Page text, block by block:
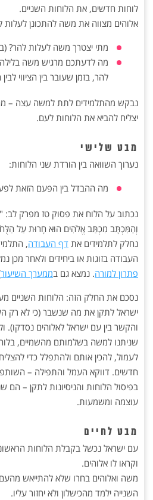
לוחות חדשים, את הלוחות השניים.
אלוהים מצווה את משה להתכונן לעלות
מתי יצטרך משה לעלות להר?
מה לדעתכם מרגיש משה בלילה
להר, בזמן שעובר בין הציווי
נבקש מהתלמידים לתת למשה עצה –
יצליח להביא את הלוחות לעם.
מבט שלישי
נערוך השוואה בין הורדת שני הלוחות:
מה ההבדל בין הפעם הזאת
נכתוב על הלוח את פסוק טז מפרק
וְהַמִּכְתָּב מִכְתַּב אֱלֹהִים הוּא חָרוּת עַל
נחלק לתלמידים את דף העבודה,
העבודה בזוגות או ביחידים ולאחר מכן
פתרון למורה. נמצא גם בממערך השיעור
נסכם את החלק הזה: הלוחות השניים
ישראל לתקן את מה שנשבר (כי לא רק
והקשר בין עם ישראל לאלוהים נסדקו).
שניתנו למשה בשלמותם מהשמיים,
לעמול, להכין אותם ולהתפלל כדי
חדשים. דווקא העמל והתפילה –
בפיסול הלוחות והניסיונות לתקן – הם
עוצמה ומשמעות.
מבט לחיים
עם ישראל נכשל בקבלת הלוחות
וקראו לו אלוהים.
משה ואלוהים בחרו שלא להתייאש
השנייה ילמד מהכישלון ולא יחזור עליו.